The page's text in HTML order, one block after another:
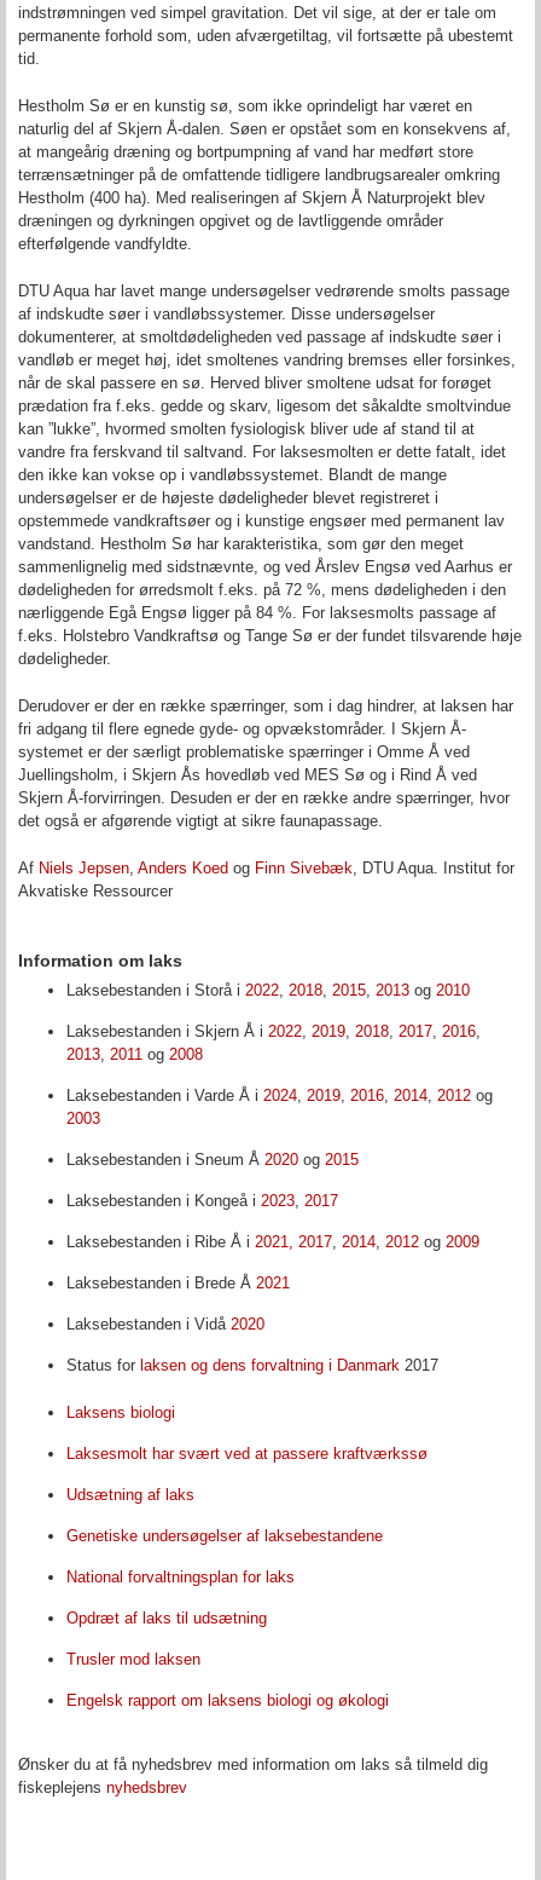
indstrømningen ved simpel gravitation. Det vil sige, at der er tale om
permanente forhold som, uden afværgetiltag, vil fortsætte på ubestemt
tid.
Hestholm Sø er en kunstig sø, som ikke oprindeligt har været en
naturlig del af Skjern Å-dalen. Søen er opstået som en konsekvens af,
at mangeårig dræning og bortpumpning af vand har medført store
terrænsætninger på de omfattende tidligere landbrugsarealer omkring
Hestholm (400 ha). Med realiseringen af Skjern Å Naturprojekt blev
dræningen og dyrkningen opgivet og de lavtliggende områder
efterfølgende vandfyldte.
DTU Aqua har lavet mange undersøgelser vedrørende smolts passage
af indskudte søer i vandløbssystemer. Disse undersøgelser
dokumenterer, at smoltdødeligheden ved passage af indskudte søer i
vandløb er meget høj, idet smoltenes vandring bremses eller forsinkes,
når de skal passere en sø. Herved bliver smoltene udsat for forøget
prædation fra f.eks. gedde og skarv, ligesom det såkaldte smoltvindue
kan ”lukke”, hvormed smolten fysiologisk bliver ude af stand til at
vandre fra ferskvand til saltvand. For laksesmolten er dette fatalt, idet
den ikke kan vokse op i vandløbssystemet. Blandt de mange
undersøgelser er de højeste dødeligheder blevet registreret i
opstemmede vandkraftsøer og i kunstige engsøer med permanent lav
vandstand. Hestholm Sø har karakteristika, som gør den meget
sammenlignelig med sidstnævnte, og ved Årslev Engsø ved Aarhus er
dødeligheden for ørredsmolt f.eks. på 72 %, mens dødeligheden i den
nærliggende Egå Engsø ligger på 84 %. For laksesmolts passage af
f.eks. Holstebro Vandkraftsø og Tange Sø er der fundet tilsvarende høje
dødeligheder.
Derudover er der en række spærringer, som i dag hindrer, at laksen har
fri adgang til flere egnede gyde- og opvækstområder. I Skjern Å-
systemet er der særligt problematiske spærringer i Omme Å ved
Juellingsholm, i Skjern Ås hovedløb ved MES Sø og i Rind Å ved
Skjern Å-forvirringen. Desuden er der en række andre spærringer, hvor
det også er afgørende vigtigt at sikre faunapassage.
Af Niels Jepsen Anders Koed og Finn Sivebæk , DTU Aqua. Institut for
Akvatiske Ressourcer
Information om laks
Laksebestanden i Storå i 2022 2018 2015 2013 og 2010
Laksebestanden i Skjern Å i 2022 2019 2018 2017 2016
2013 2011 og 2008
Laksebestanden i Varde Å i 2024 2019 2016 2014 2012 og
2003
Laksebestanden i Sneum Å 2020 og 2015
Laksebestanden i Kongeå i 2023 2017
Laksebestanden i Ribe Å i 2021, 2017 2014 2012 og 2009
Laksebestanden i Brede Å 2021
Laksebestanden i Vidå 2020
Status for laksen og dens forvaltning i Danmark 2017
Laksens biologi
Laksesmolt har svært ved at passere kraftværkssø
Udsætning af laks
Genetiske undersøgelser af laksebestandene
National forvaltningsplan for laks
Opdræt af laks til udsætning
Trusler mod laksen
Engelsk rapport om laksens biologi og økologi
Ønsker du at få nyhedsbrev med information om laks så tilmeld dig
fiskeplejens nyhedsbrev